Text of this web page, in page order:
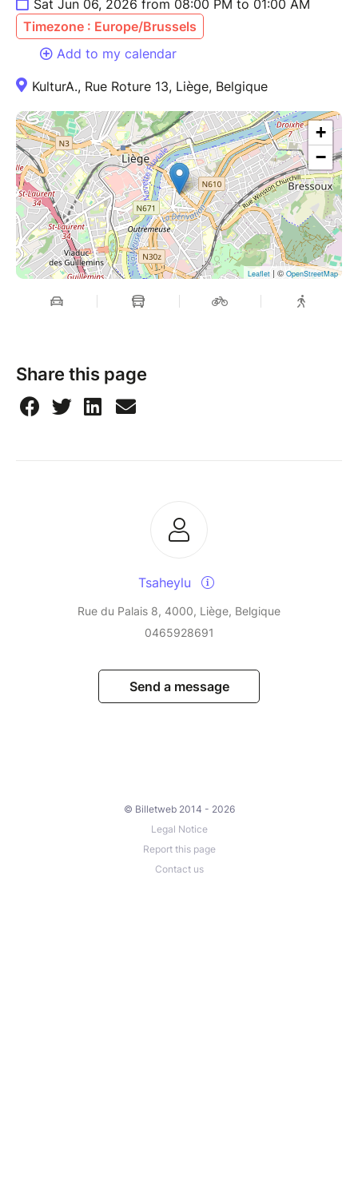
Sat Jun 06, 2026 from 08:00 PM to 01:00 AM
Timezone : Europe/Brussels
Add to my calendar
KulturA., Rue Roture 13, Liège, Belgique
+
−
Leaflet | © OpenStreetMap
Share this page
Tsaheylu
Rue du Palais 8, 4000, Liège, Belgique
0465928691
Send a message
© Billetweb 2014 - 2026
Legal Notice
Report this page
Contact us